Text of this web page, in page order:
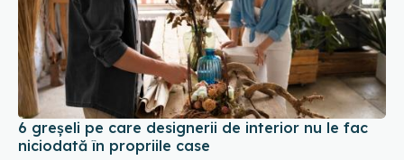
6 greșeli pe care designerii de interior nu le fac
niciodată în propriile case
06 sep 2025, 13:30